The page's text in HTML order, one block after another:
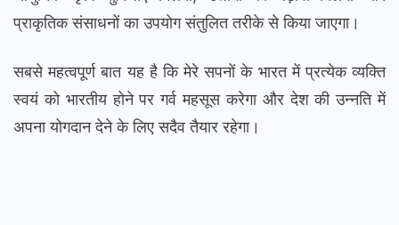
प्राकृतिक संसाधनों का उपयोग संतुलित तरीके से किया जाएगा।
सबसे महत्वपूर्ण बात यह है कि मेरे सपनों के भारत में प्रत्येक व्यक्ति
स्वयं को भारतीय होने पर गर्व महसूस करेगा और देश की उन्नति में
अपना योगदान देने के लिए सदैव तैयार रहेगा।